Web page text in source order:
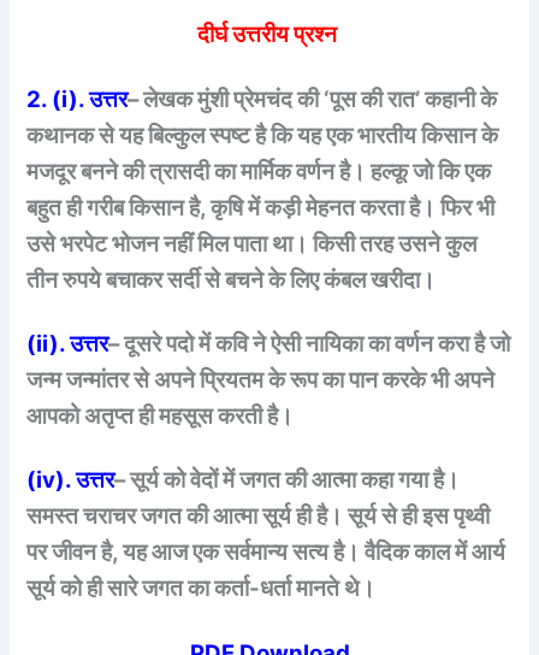
दीर्घ उत्तरीय प्रश्न
2. (i). उत्तर– लेखक मुंशी प्रेमचंद की ‘पूस की रात’ कहानी के
कथानक से यह बिल्कुल स्पष्ट है कि यह एक भारतीय किसान के
मजदूर बनने की त्रासदी का मार्मिक वर्णन है। हल्कू जो कि एक
बहुत ही गरीब किसान है, कृषि में कड़ी मेहनत करता है। फिर भी
उसे भरपेट भोजन नहीं मिल पाता था। किसी तरह उसने कुल
तीन रुपये बचाकर सर्दी से बचने के लिए कंबल खरीदा।
(ii). उत्तर– दूसरे पदो में कवि ने ऐसी नायिका का वर्णन करा है जो
जन्म जन्मांतर से अपने प्रियतम के रूप का पान करके भी अपने
आपको अतृप्त ही महसूस करती है।
(iv). उत्तर– सूर्य को वेदों में जगत की आत्मा कहा गया है।
समस्त चराचर जगत की आत्मा सूर्य ही है। सूर्य से ही इस पृथ्वी
पर जीवन है, यह आज एक सर्वमान्य सत्य है। वैदिक काल में आर्य
सूर्य को ही सारे जगत का कर्ता-धर्ता मानते थे।